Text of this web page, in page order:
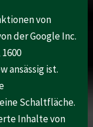
von
der Google Inc.
ansässig ist.
Schaltfläche.
Inhalte von